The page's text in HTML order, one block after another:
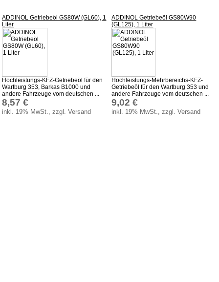
ADDINOL Getriebeöl GS80W (GL60), 1
Liter
Hochleistungs-KFZ-Getriebeöl für den
Wartburg 353, Barkas B1000 und
andere Fahrzeuge vom deutschen ...
8,57 €
inkl. 19% MwSt., zzgl. Versand
ADDINOL Getriebeöl GS80W90
(GL125), 1 Liter
Hochleistungs-Mehrbereichs-KFZ-
Getriebeöl für den Wartburg 353 und
andere Fahrzeuge vom deutschen ...
9,02 €
inkl. 19% MwSt., zzgl. Versand